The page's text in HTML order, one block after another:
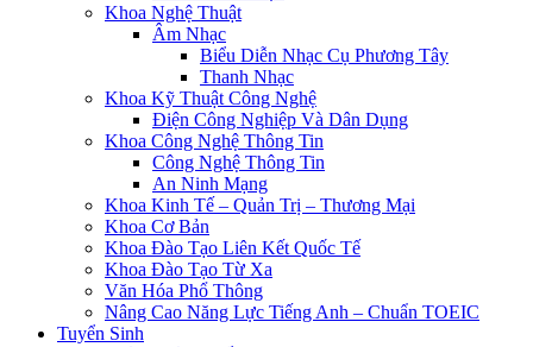
Khoa Nghệ Thuật
Âm Nhạc
Biểu Diễn Nhạc Cụ Phương Tây
Thanh Nhạc
Khoa Kỹ Thuật Công Nghệ
Điện Công Nghiệp Và Dân Dụng
Khoa Công Nghệ Thông Tin
Công Nghệ Thông Tin
An Ninh Mạng
Khoa Kinh Tế – Quản Trị – Thương Mại
Khoa Cơ Bản
Khoa Đào Tạo Liên Kết Quốc Tế
Khoa Đào Tạo Từ Xa
Văn Hóa Phổ Thông
Nâng Cao Năng Lực Tiếng Anh – Chuẩn TOEIC
Tuyển Sinh